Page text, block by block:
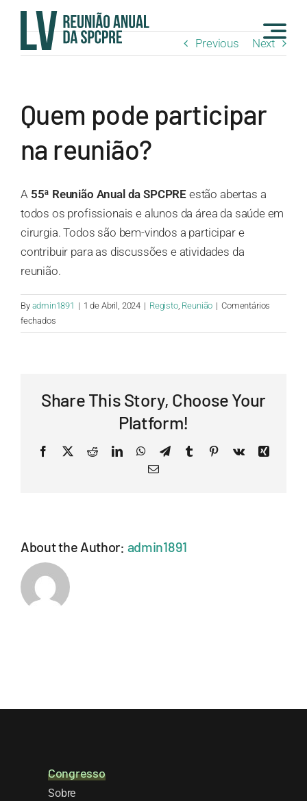
content
Previous Next
Quem pode participar
na reunião?
A 55ª Reunião Anual da SPCPRE estão abertas a
todos os profissionais e alunos da área da saúde em
cirurgia. Todos são bem-vindos a participar e
contribuir para as discussões e atividades da
reunião.
By admin1891 | 1 de Abril, 2024 | Registo, Reunião | Comentários
fechadosem
Quem
reunião?
Share This Story, Choose Your
Platform!
Facebook
X RedditLinkedInWhatsApp
TelegramTumblr PinterestVk
Xing
Email
About the Author: admin1891
Congresso
Sobre